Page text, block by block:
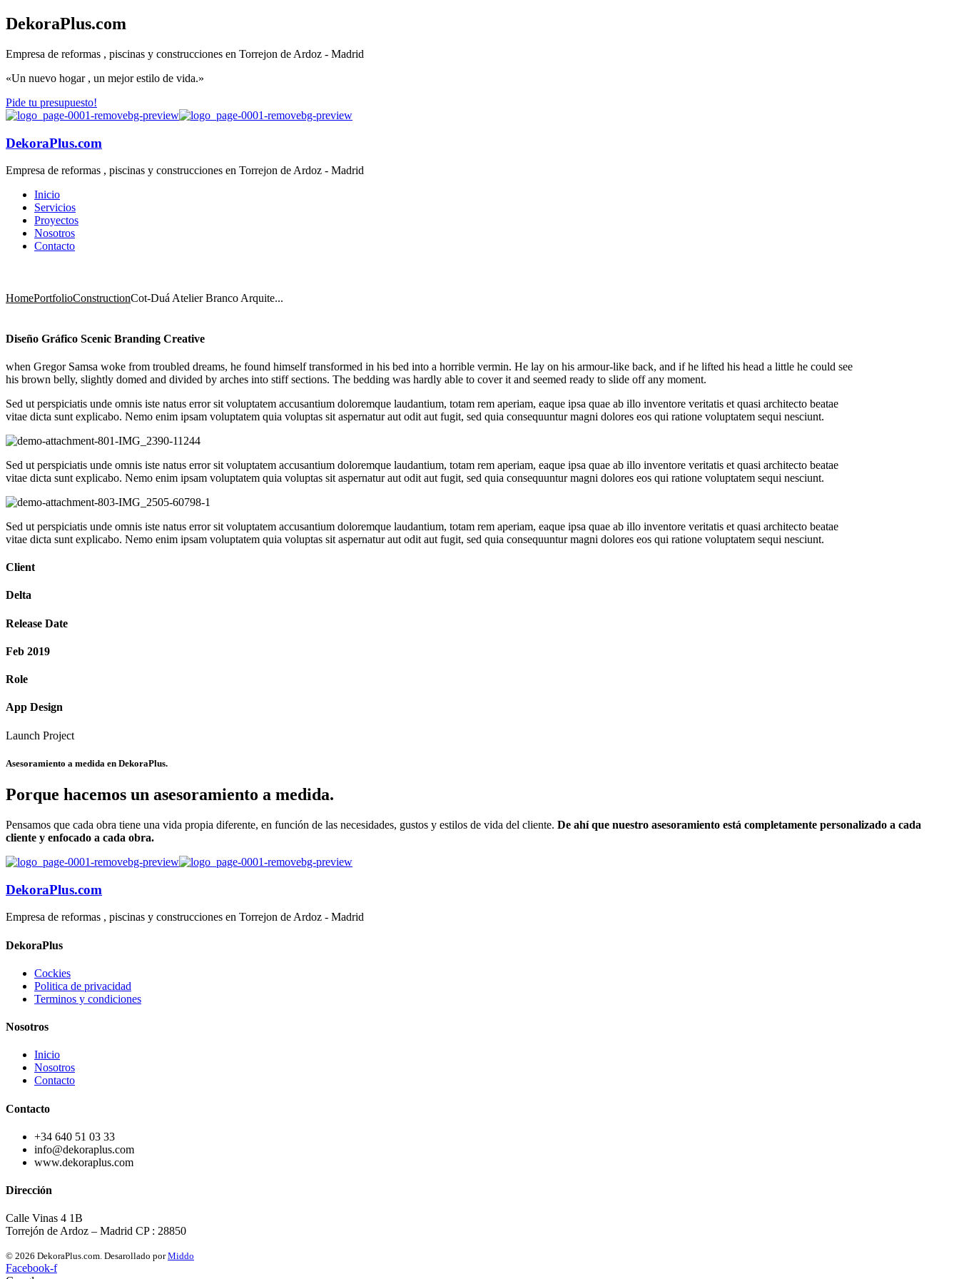
DekoraPlus.com
Empresa de reformas , piscinas y construcciones en Torrejon de Ardoz - Madrid
«Un nuevo hogar , un mejor estilo de vida.»
Pide tu presupuesto!
DekoraPlus.com
Empresa de reformas , piscinas y construcciones en Torrejon de Ardoz - Madrid
Inicio
Servicios
Proyectos
Nosotros
Contacto
HomePortfolioConstructionCot-Duá Atelier Branco Arquite...
Diseño Gráfico Scenic Branding Creative
when Gregor Samsa woke from troubled dreams, he found himself transformed in his bed into a horrible vermin. He lay on his armour-like back, and if he lifted his head a little he could see
his brown belly, slightly domed and divided by arches into stiff sections. The bedding was hardly able to cover it and seemed ready to slide off any moment.
Sed ut perspiciatis unde omnis iste natus error sit voluptatem accusantium doloremque laudantium, totam rem aperiam, eaque ipsa quae ab illo inventore veritatis et quasi architecto beatae
vitae dicta sunt explicabo. Nemo enim ipsam voluptatem quia voluptas sit aspernatur aut odit aut fugit, sed quia consequuntur magni dolores eos qui ratione voluptatem sequi nesciunt.
Sed ut perspiciatis unde omnis iste natus error sit voluptatem accusantium doloremque laudantium, totam rem aperiam, eaque ipsa quae ab illo inventore veritatis et quasi architecto beatae
vitae dicta sunt explicabo. Nemo enim ipsam voluptatem quia voluptas sit aspernatur aut odit aut fugit, sed quia consequuntur magni dolores eos qui ratione voluptatem sequi nesciunt.
Sed ut perspiciatis unde omnis iste natus error sit voluptatem accusantium doloremque laudantium, totam rem aperiam, eaque ipsa quae ab illo inventore veritatis et quasi architecto beatae
vitae dicta sunt explicabo. Nemo enim ipsam voluptatem quia voluptas sit aspernatur aut odit aut fugit, sed quia consequuntur magni dolores eos qui ratione voluptatem sequi nesciunt.
Client
Delta
Release Date
Feb 2019
Role
App Design
Launch Project
Asesoramiento a medida en DekoraPlus.
Porque hacemos un asesoramiento a medida.
Pensamos que cada obra tiene una vida propia diferente, en función de las necesidades, gustos y estilos de vida del cliente. De ahí que nuestro asesoramiento está completamente personalizado a cada
cliente y enfocado a cada obra.
DekoraPlus.com
Empresa de reformas , piscinas y construcciones en Torrejon de Ardoz - Madrid
DekoraPlus
Cockies
Politica de privacidad
Terminos y condiciones
Nosotros
Inicio
Nosotros
Contacto
Contacto
+34 640 51 03 33
info@dekoraplus.com
www.dekoraplus.com
Dirección
Calle Vinas 4 1B
Torrejón de Ardoz – Madrid CP : 28850
© 2026 DekoraPlus.com. Desarollado porMiddo
Facebook-f